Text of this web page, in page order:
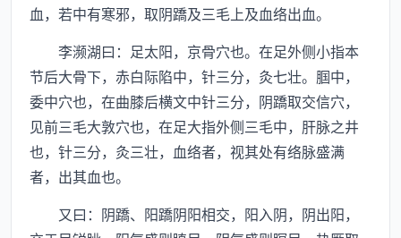
血，若中有寒邪，取阴蹻及三毛上及血络出血。
李濒湖曰：足太阳，京骨穴也。在足外侧小指本
节后大骨下，赤白际陷中，针三分，灸七壮。腘中，
委中穴也，在曲膝后横文中针三分，阴蹻取交信穴，
见前三毛大敦穴也，在足大指外侧三毛中，肝脉之井
也，针三分，灸三壮，血络者，视其处有络脉盛满
者，出其血也。
又曰：阴蹻、阳蹻阴阳相交，阳入阴，阴出阳，